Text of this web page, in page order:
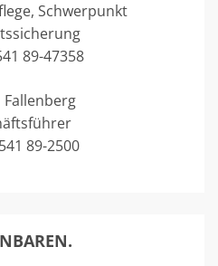
Schwerpunkt
89-47358
Fallenberg
89-2500